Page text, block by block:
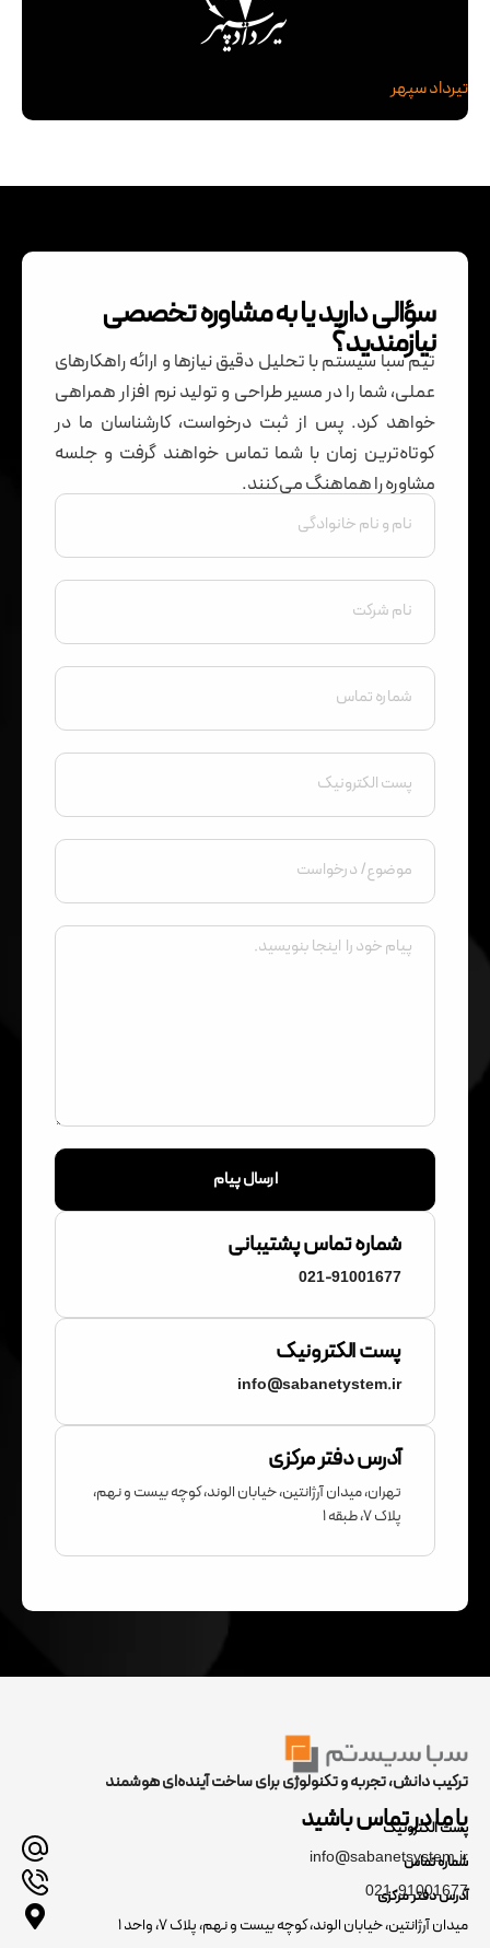
تیرداد سپهر
سؤالی دارید یا به مشاوره تخصصی
نیازمندید؟
تیم سبا سیستم با تحلیل دقیق نیازها و ارائه راهکارهای
عملی، شما را در مسیر طراحی و تولید نرم افزار همراهی
خواهد کرد. پس از ثبت درخواست، کارشناسان ما در
کوتاه‌ترین زمان با شما تماس خواهند گرفت و جلسه
مشاوره را هماهنگ می‌کنند.
ارسال پیام
شماره تماس پشتیبانی
021-91001677
پست الکترونیک
info@sabanetystem.ir
آدرس دفتر مرکزی
تهران، میدان آرژانتین، خیابان الوند، کوچه بیست و نهم،
پلاک ۷، طبقه ۱
ترکیب دانش، تجربه و تکنولوژی برای ساخت آینده‌ای هوشمند
با ما در تماس باشید
پست الکترونیک
info@sabanetsystem.ir
شماره تماس
021-91001677
آدرس دفتر مرکزی
میدان آرژانتین، خیابان الوند، کوچه بیست و نهم، پلاک ۷، واحد ۱